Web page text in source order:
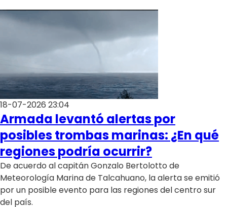
18-07-2026 23:04
Armada levantó alertas por
posibles trombas marinas: ¿En qué
regiones podría ocurrir?
De acuerdo al capitán Gonzalo Bertolotto de
Meteorología Marina de Talcahuano, la alerta se emitió
por un posible evento para las regiones del centro sur
del país.